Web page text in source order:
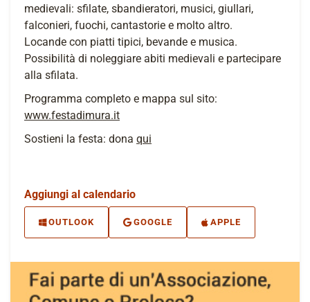
medievali: sfilate, sbandieratori, musici, giullari,
falconieri, fuochi, cantastorie e molto altro.
Locande con piatti tipici, bevande e musica.
Possibilità di noleggiare abiti medievali e partecipare
alla sfilata.
Programma completo e mappa sul sito:
www.festadimura.it
Sostieni la festa: dona qui
Aggiungi al calendario
OUTLOOK GOOGLE APPLE